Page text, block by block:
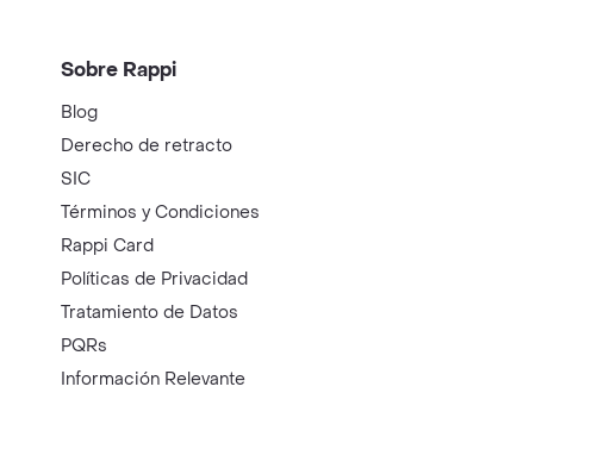
Sobre Rappi
Blog
Derecho de retracto
SIC
Términos y Condiciones
Rappi Card
Políticas de Privacidad
Tratamiento de Datos
PQRs
Información Relevante